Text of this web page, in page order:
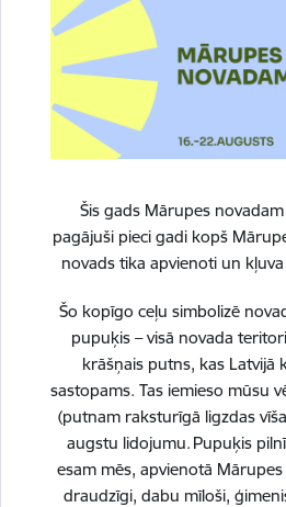
Šis gads Mārupes
pagājuši pieci gadi kopš
novads tika apvienoti un
Šo kopīgo ceļu simbolizē
pupuķis – visā novada
krāšņais putns, kas Latvijā
sastopams. Tas iemieso mūsu
(putnam raksturīgā ligzdas
augstu lidojumu. Pupuķis
esam mēs, apvienotā
draudzīgi, dabu mīloši,
Lasi grāmatas 3td.lv e-
neizejot no mājām!
Elektroniskais katalogs pieejamsšeit
Mārupes Vēstis
Par bibliotēku